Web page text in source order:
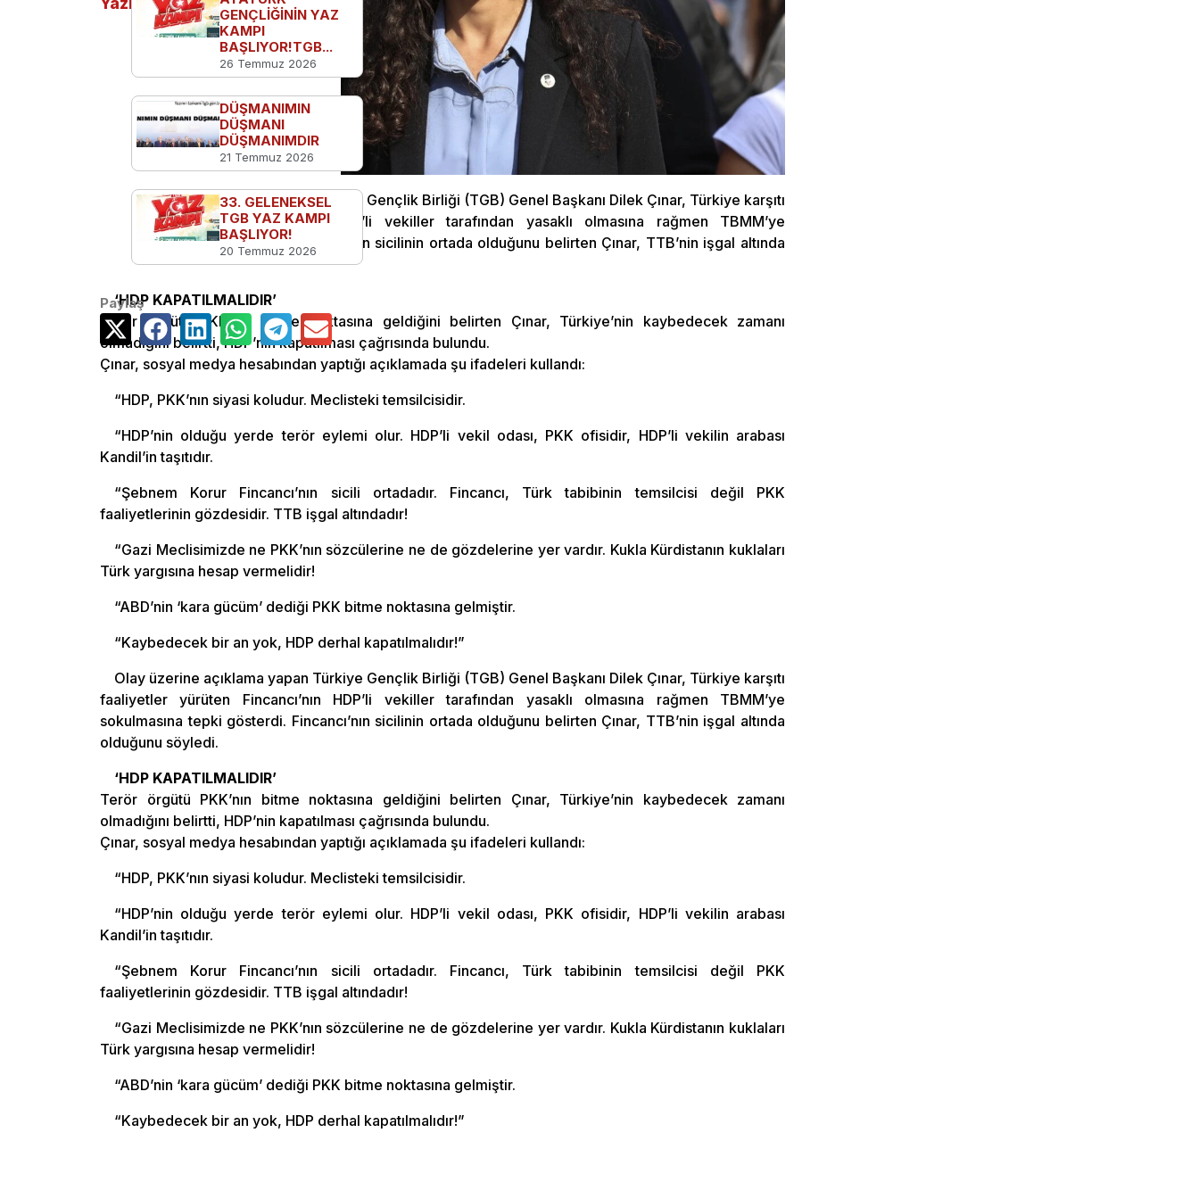
Olay üzerine açıklama yapan Türkiye Gençlik Birliği (TGB) Genel Başkanı Dilek Çınar, Türkiye karşıtı
faaliyetler yürüten Fincancı’nın HDP’li vekiller tarafından yasaklı olmasına rağmen TBMM’ye
sokulmasına tepki gösterdi. Fincancı’nın sicilinin ortada olduğunu belirten Çınar, TTB’nin işgal altında
olduğunu söyledi.
‘HDP KAPATILMALIDIR’
Terör örgütü PKK’nın bitme noktasına geldiğini belirten Çınar, Türkiye’nin kaybedecek zamanı
olmadığını belirtti, HDP’nin kapatılması çağrısında bulundu.
Çınar, sosyal medya hesabından yaptığı açıklamada şu ifadeleri kullandı:
“HDP, PKK’nın siyasi koludur. Meclisteki temsilcisidir.
“HDP’nin olduğu yerde terör eylemi olur. HDP’li vekil odası, PKK ofisidir, HDP’li vekilin arabası
Kandil’in taşıtıdır.
“Şebnem Korur Fincancı’nın sicili ortadadır. Fincancı, Türk tabibinin temsilcisi değil PKK
faaliyetlerinin gözdesidir. TTB işgal altındadır!
“Gazi Meclisimizde ne PKK’nın sözcülerine ne de gözdelerine yer vardır. Kukla Kürdistanın kuklaları
Türk yargısına hesap vermelidir!
“ABD’nin ‘kara gücüm’ dediği PKK bitme noktasına gelmiştir.
“Kaybedecek bir an yok, HDP derhal kapatılmalıdır!”
Olay üzerine açıklama yapan Türkiye Gençlik Birliği (TGB) Genel Başkanı Dilek Çınar, Türkiye karşıtı
faaliyetler yürüten Fincancı’nın HDP’li vekiller tarafından yasaklı olmasına rağmen TBMM’ye
sokulmasına tepki gösterdi. Fincancı’nın sicilinin ortada olduğunu belirten Çınar, TTB’nin işgal altında
olduğunu söyledi.
‘HDP KAPATILMALIDIR’
Terör örgütü PKK’nın bitme noktasına geldiğini belirten Çınar, Türkiye’nin kaybedecek zamanı
olmadığını belirtti, HDP’nin kapatılması çağrısında bulundu.
Çınar, sosyal medya hesabından yaptığı açıklamada şu ifadeleri kullandı:
“HDP, PKK’nın siyasi koludur. Meclisteki temsilcisidir.
“HDP’nin olduğu yerde terör eylemi olur. HDP’li vekil odası, PKK ofisidir, HDP’li vekilin arabası
Kandil’in taşıtıdır.
“Şebnem Korur Fincancı’nın sicili ortadadır. Fincancı, Türk tabibinin temsilcisi değil PKK
faaliyetlerinin gözdesidir. TTB işgal altındadır!
“Gazi Meclisimizde ne PKK’nın sözcülerine ne de gözdelerine yer vardır. Kukla Kürdistanın kuklaları
Türk yargısına hesap vermelidir!
“ABD’nin ‘kara gücüm’ dediği PKK bitme noktasına gelmiştir.
“Kaybedecek bir an yok, HDP derhal kapatılmalıdır!”
Yazılar
GENÇLİĞİNİN YAZ
KAMPI
BAŞLIYOR!TGB...
26 Temmuz 2026
DÜŞMANIMIN
DÜŞMANI
DÜŞMANIMDIR
21 Temmuz 2026
33. GELENEKSEL
TGB YAZ KAMPI
BAŞLIYOR!
20 Temmuz 2026
Paylaş